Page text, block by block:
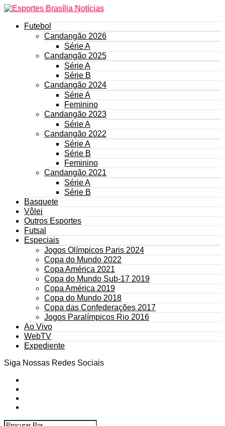
Futebol
Candangão 2026
Série A
Candangão 2025
Série A
Série B
Candangão 2024
Série A
Feminino
Candangão 2023
Série A
Candangão 2022
Série A
Série B
Feminino
Candangão 2021
Série A
Série B
Basquete
Vôlei
Outros Esportes
Futsal
Especiais
Jogos Olímpicos Paris 2024
Copa do Mundo 2022
Copa América 2021
Copa do Mundo Sub-17 2019
Copa América 2019
Copa do Mundo 2018
Copa das Confederações 2017
Jogos Paralímpicos Rio 2016
Ao Vivo
WebTV
Expediente
Siga Nossas Redes Sociais